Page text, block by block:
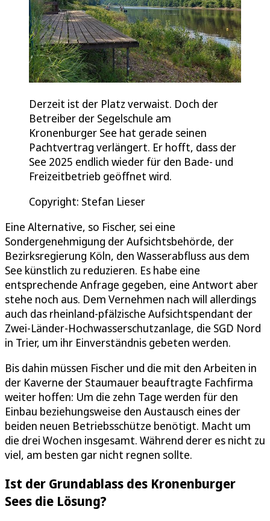
Derzeit ist der Platz verwaist. Doch der
Betreiber der Segelschule am
Kronenburger See hat gerade seinen
Pachtvertrag verlängert. Er hofft, dass der
See 2025 endlich wieder für den Bade- und
Freizeitbetrieb geöffnet wird.
Copyright: Stefan Lieser
Eine Alternative, so Fischer, sei eine
Sondergenehmigung der Aufsichtsbehörde, der
Bezirksregierung Köln, den Wasserabfluss aus dem
See künstlich zu reduzieren. Es habe eine
entsprechende Anfrage gegeben, eine Antwort aber
stehe noch aus. Dem Vernehmen nach will allerdings
auch das rheinland-pfälzische Aufsichtspendant der
Zwei-Länder-Hochwasserschutzanlage, die SGD Nord
in Trier, um ihr Einverständnis gebeten werden.
Bis dahin müssen Fischer und die mit den Arbeiten in
der Kaverne der Staumauer beauftragte Fachfirma
weiter hoffen: Um die zehn Tage werden für den
Einbau beziehungsweise den Austausch eines der
beiden neuen Betriebsschütze benötigt. Macht um
die drei Wochen insgesamt. Während derer es nicht zu
viel, am besten gar nicht regnen sollte.
Ist der Grundablass des Kronenburger
Sees die Lösung?